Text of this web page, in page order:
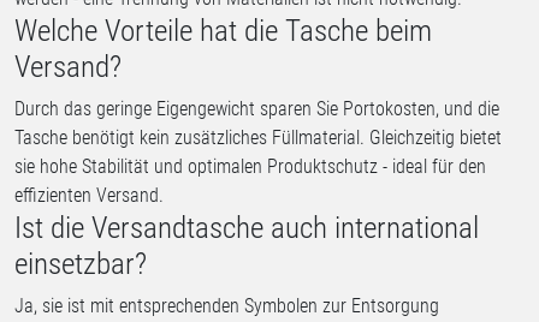
Welche Vorteile hat die Tasche beim
Versand?
Durch das geringe Eigengewicht sparen Sie Portokosten, und die
Tasche benötigt kein zusätzliches Füllmaterial. Gleichzeitig bietet
sie hohe Stabilität und optimalen Produktschutz - ideal für den
effizienten Versand.
Ist die Versandtasche auch international
einsetzbar?
Ja, sie ist mit entsprechenden Symbolen zur Entsorgung